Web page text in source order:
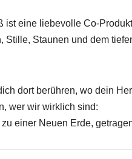
ist eine liebevolle Co-
Stille, Staunen und dem
dort berühren, wo dein
wer wir wirklich sind:
einer Neuen Erde,